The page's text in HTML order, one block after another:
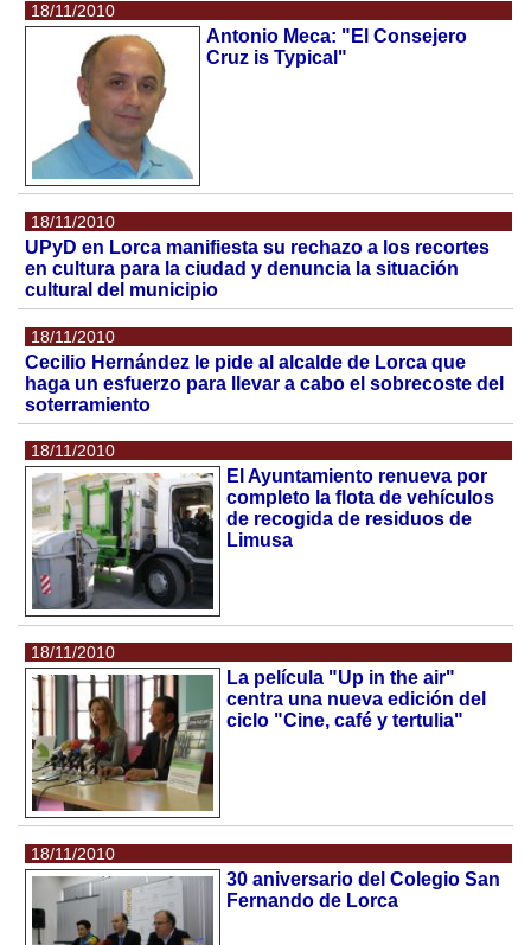
18/11/2010
Antonio Meca: "El Consejero
Cruz is Typical"
18/11/2010
UPyD en Lorca manifiesta su rechazo a los recortes
en cultura para la ciudad y denuncia la situación
cultural del municipio
18/11/2010
Cecilio Hernández le pide al alcalde de Lorca que
haga un esfuerzo para llevar a cabo el sobrecoste del
soterramiento
18/11/2010
El Ayuntamiento renueva por
completo la flota de vehículos
de recogida de residuos de
Limusa
18/11/2010
La película "Up in the air"
centra una nueva edición del
ciclo "Cine, café y tertulia"
18/11/2010
30 aniversario del Colegio San
Fernando de Lorca